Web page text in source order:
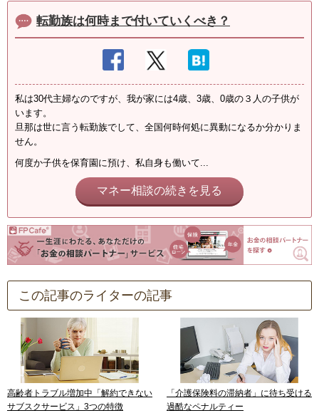
転勤族は何時まで付いていくべき？
私は30代主婦なのですが、我が家には4歳、3歳、0歳の３人の子供が
います。
旦那は世に言う転勤族でして、全国何時何処に異動になるか分かりま
せん。
何度か子供を保育園に預け、私自身も働いて...
マネー相談の続きを見る
この記事のライターの記事
高齢者トラブル増加中「解約できない
サブスクサービス」3つの特徴
「介護保険料の滞納者」に待ち受ける
過酷なペナルティー